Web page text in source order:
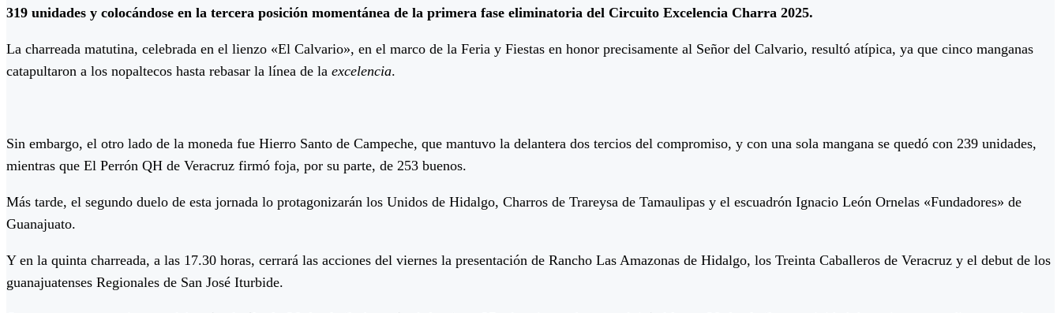
319 unidades y colocándose en la tercera posición momentánea de la primera fase eliminatoria del Circuito Excelencia Charra 2025.
La charreada matutina, celebrada en el lienzo «El Calvario», en el marco de la Feria y Fiestas en honor precisamente al Señor del Calvario, resultó atípica, ya que cinco manganas
catapultaron a los nopaltecos hasta rebasar la línea de la excelencia.
Sin embargo, el otro lado de la moneda fue Hierro Santo de Campeche, que mantuvo la delantera dos tercios del compromiso, y con una sola mangana se quedó con 239 unidades,
mientras que El Perrón QH de Veracruz firmó foja, por su parte, de 253 buenos.
Más tarde, el segundo duelo de esta jornada lo protagonizarán los Unidos de Hidalgo, Charros de Trareysa de Tamaulipas y el escuadrón Ignacio León Ornelas «Fundadores» de
Guanajuato.
Y en la quinta charreada, a las 17.30 horas, cerrará las acciones del viernes la presentación de Rancho Las Amazonas de Hidalgo, los Treinta Caballeros de Veracruz y el debut de los
guanajuatenses Regionales de San José Iturbide.